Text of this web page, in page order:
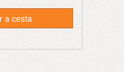
a cesta